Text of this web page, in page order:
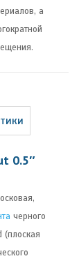
а
0.5″
черного
(плоская